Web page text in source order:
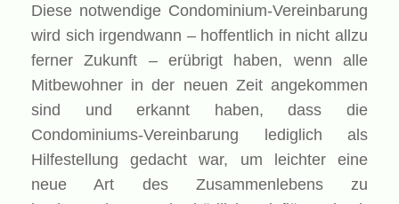
Diese notwendige Condominium-Vereinbarung
wird sich irgendwann – hoffentlich in nicht allzu
ferner Zukunft – erübrigt haben, wenn alle
Mitbewohner in der neuen Zeit angekommen
sind und erkannt haben, dass die
Condominiums-Vereinbarung lediglich als
Hilfestellung gedacht war, um leichter eine
neue Art des Zusammenlebens zu